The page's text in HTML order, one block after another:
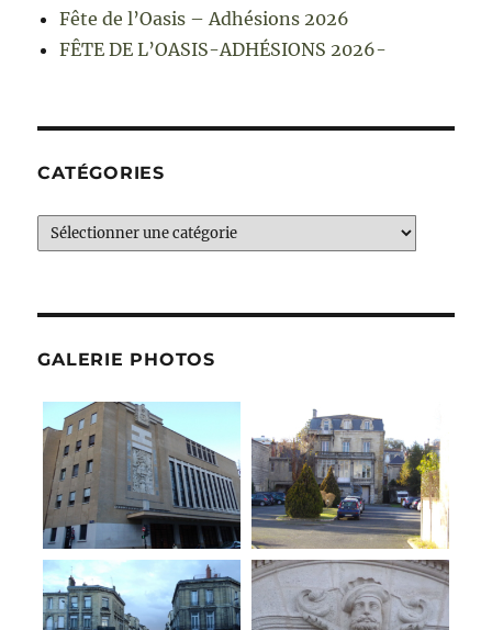
Fête de l’Oasis – Adhésions 2026
FÊTE DE L’OASIS-ADHÉSIONS 2026-
CATÉGORIES
Catégories
GALERIE PHOTOS